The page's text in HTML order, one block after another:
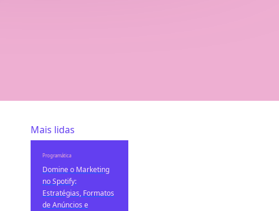
Mais lidas
Programática
Domine o Marketing
no Spotify:
Estratégias, Formatos
de Anúncios e